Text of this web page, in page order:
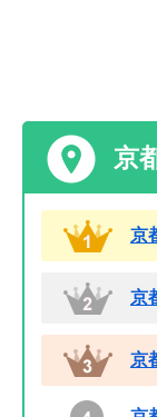
京
京
京
京